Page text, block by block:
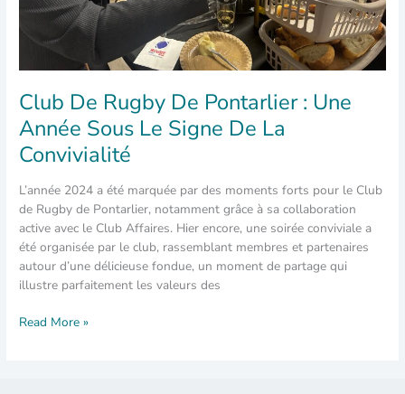
montgolfière
Club De Rugby De Pontarlier : Une
Année Sous Le Signe De La
Convivialité
L’année 2024 a été marquée par des moments forts pour le Club
de Rugby de Pontarlier, notamment grâce à sa collaboration
active avec le Club Affaires. Hier encore, une soirée conviviale a
été organisée par le club, rassemblant membres et partenaires
autour d’une délicieuse fondue, un moment de partage qui
illustre parfaitement les valeurs des
Club
Read More »